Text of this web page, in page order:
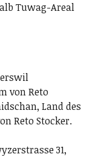
Tuwag-Areal
von Reto
Land des
Reto Stocker.
31,